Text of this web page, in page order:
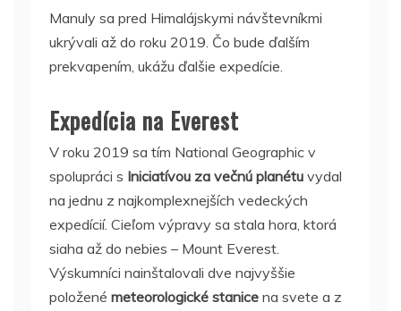
Manuly sa pred Himalájskymi návštevníkmi
ukrývali až do roku 2019. Čo bude ďalším
prekvapením, ukážu ďalšie expedície.
Expedícia na Everest
V roku 2019 sa tím National Geographic v
spolupráci s Iniciatívou za večnú planétu vydal
na jednu z najkomplexnejších vedeckých
expedícií. Cieľom výpravy sa stala hora, ktorá
siaha až do nebies – Mount Everest.
Výskumníci nainštalovali dve najvyššie
položené meteorologické stanice na svete a z